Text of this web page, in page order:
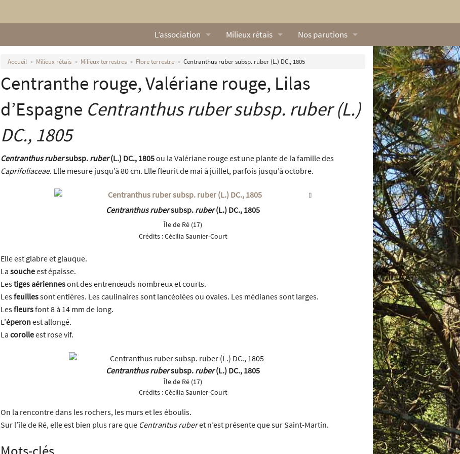
L’association
Qui sommes nous ?
Nos missions
Nos statuts
Nous contacter
Actualités
Milieux rétais
Lexique
Galerie rétaise
Milieux marins
Nos parutions
Dossiers
L’Œillet des dunes
Livres
Vidéos naturalistes de Ré Nature
Accueil Milieux rétais Milieux terrestres Flore terrestre Centranthus ruber subsp. ruber (L.) DC., 1805
Centranthe rouge, Valériane rouge, Lilas
d’Espagne Centranthus rubersubsp. ruber(L.)
DC., 1805
Centranthus rubersubsp. ruber(L.) DC., 1805ou la Valériane rouge est une plante de la famille des
Caprifoliaceae. Elle mesure jusqu’à 80 cm. Elle fleurit de mai à juillet, parfois jusqu’à octobre.
Centranthus rubersubsp. ruber(L.) DC., 1805
Île de Ré (17)
Crédits :Cécilia Saunier-Court
Elle est glabre et glauque.
La soucheest épaisse.
Lestiges aériennesont des entrenœuds nombreux et courts.
Lesfeuillessont entières. Les caulinaires sont lancéolées ou ovales. Les médianes sont larges.
Lesfleursfont 8 à 14 mm de long.
L’éperonest allongé.
La corolleest rose vif.
Centranthus rubersubsp. ruber(L.) DC., 1805
Île de Ré (17)
Crédits :Cécilia Saunier-Court
On la rencontre dans les rochers, les murs et les éboulis.
Sur l’île de Ré, elle est bien plus rare que Centrantus ruberet n’est présente que sur Saint-Martin.
Mots-clés